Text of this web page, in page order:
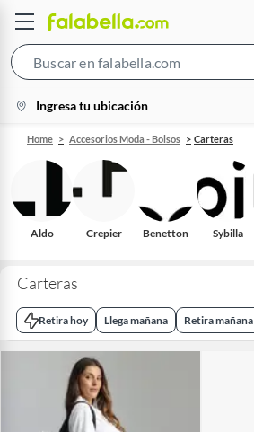
Bar
location-
icon
Ingresa tu ubicación
Home Accesorios Moda - Bolsos Carteras
Aldo Crepier Benetton Sybilla
Carteras
Retira hoy Llega mañana Retira mañana